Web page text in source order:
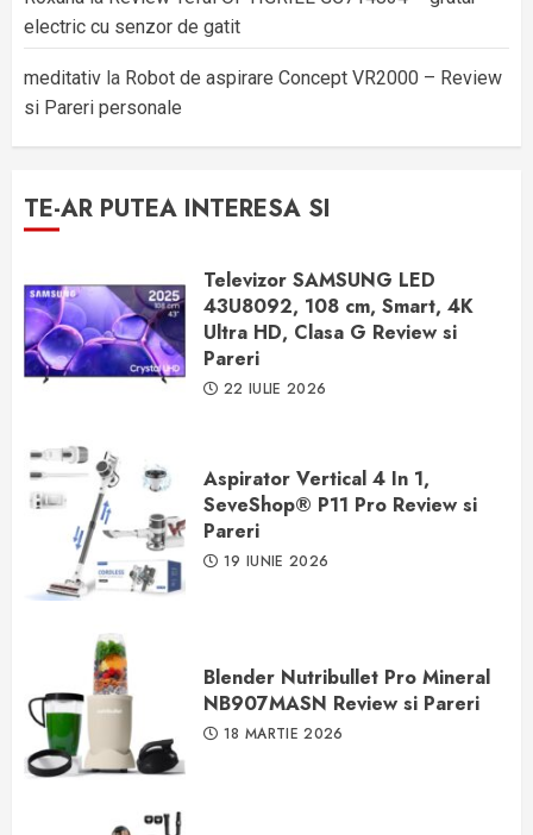
electric cu senzor de gatit
meditativ la Robot de aspirare Concept VR2000 – Review
si Pareri personale
TE-AR PUTEA INTERESA SI
Televizor SAMSUNG LED
43U8092, 108 cm, Smart, 4K
Ultra HD, Clasa G Review si
Pareri
22 IULIE 2026
Aspirator Vertical 4 In 1,
SeveShop® P11 Pro Review si
Pareri
19 IUNIE 2026
Blender Nutribullet Pro Mineral
NB907MASN Review si Pareri
18 MARTIE 2026